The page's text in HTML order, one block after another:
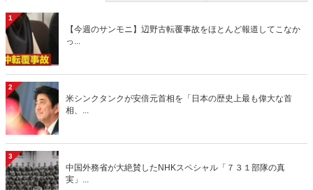
1
【今週のサンモニ】辺野古転覆事故をほとんど報道してこなか
っ...
2
米シンクタンクが安倍元首相を「日本の歴史上最も偉大な首
相、...
3
中国外務省が大絶賛したNHKスペシャル「７３１部隊の真
実」...